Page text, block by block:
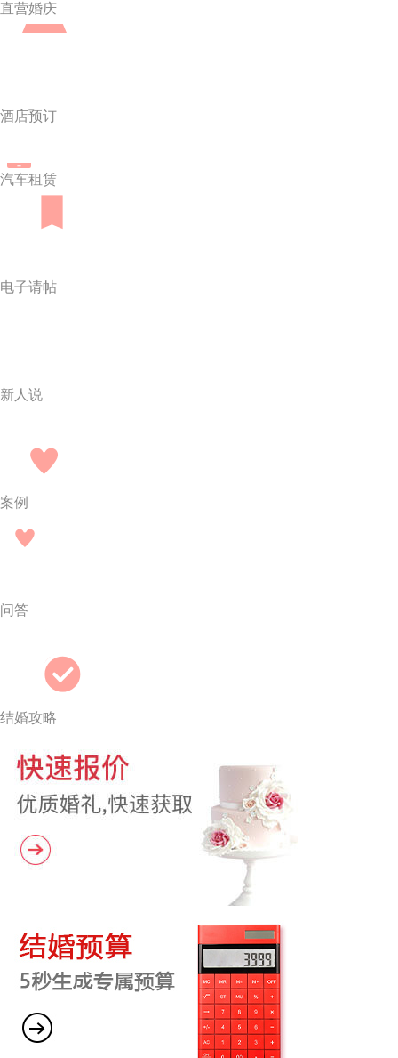
直营婚庆
酒店预订
汽车租赁
电子请帖
新人说
案例
问答
结婚攻略